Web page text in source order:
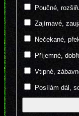
Poučné,
Zajímavé,
Nečekané,
Příjemné,
Vtipné,
Posílám dál,